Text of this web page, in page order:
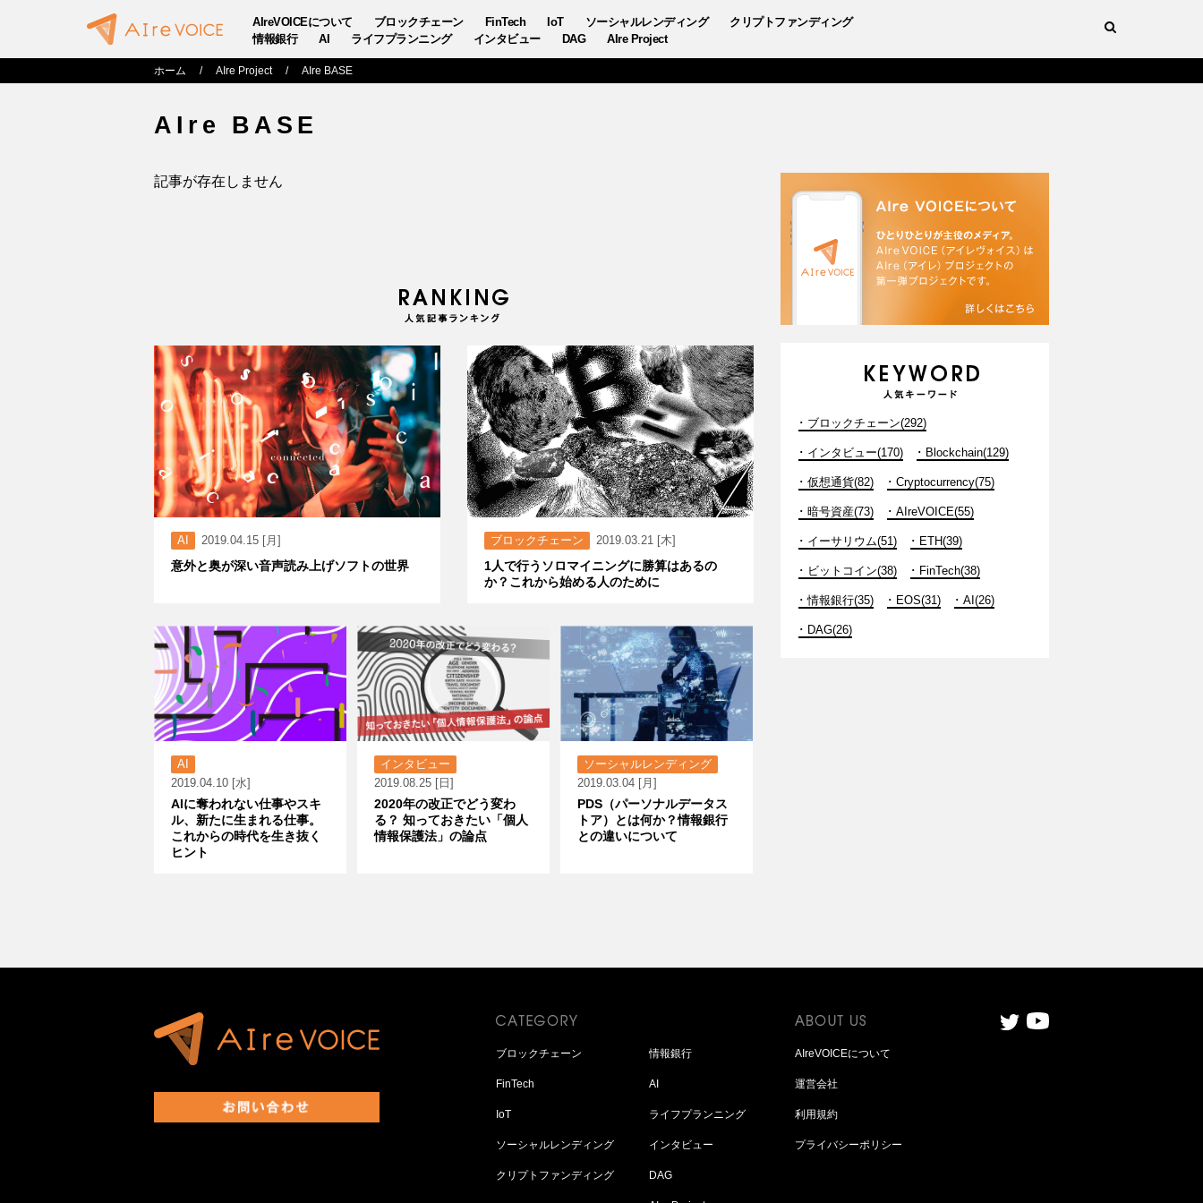
AIreVOICEについて ブロックチェーン FinTech IoT ソーシャルレンディング
クリプトファンディング
情報銀行
AI ライフプランニング インタビュー DAG AIre Project
ホーム AIre Project AIre BASE
AIre BASE
記事が存在しません
AI 2019.04.15 [月]
意外と奥が深い音声読み上げソフトの世界
ブロックチェーン 2019.03.21 [木]
1人で行うソロマイニングに勝算はあるの
か？これから始める人のために
AI
2019.04.10 [水]
AIに奪われない仕事やスキ
ル、新たに生まれる仕事。
これからの時代を生き抜く
ヒント
インタビュー
2019.08.25 [日]
2020年の改正でどう変わ
る？ 知っておきたい「個人
情報保護法」の論点
ソーシャルレンディング
2019.03.04 [月]
PDS（パーソナルデータス
トア）とは何か？情報銀行
との違いについて
ブロックチェーン(292)
インタビュー(170) Blockchain(129)
仮想通貨(82) Cryptocurrency(75)
暗号資産(73) AIreVOICE(55)
イーサリウム(51) ETH(39)
ビットコイン(38) FinTech(38)
情報銀行(35) EOS(31) AI(26)
DAG(26)
ブロックチェーン
FinTech
IoT
ソーシャルレンディング
クリプトファンディング
情報銀行
AI
ライフプランニング
インタビュー
DAG
AIreVOICEについて
運営会社
利用規約
プライバシーポリシー